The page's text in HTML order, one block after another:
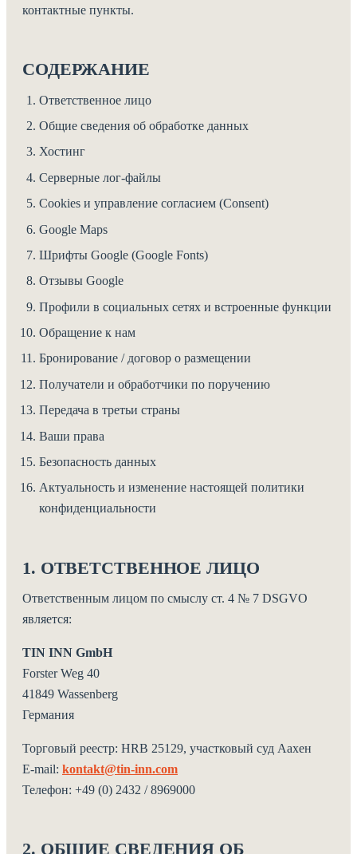
контактные пункты.
СОДЕРЖАНИЕ
Ответственное лицо
Общие сведения об обработке данных
Хостинг
Серверные лог-файлы
Cookies и управление согласием (Consent)
Google Maps
Шрифты Google (Google Fonts)
Отзывы Google
Профили в социальных сетях и встроенные функции
Обращение к нам
Бронирование / договор о размещении
Получатели и обработчики по поручению
Передача в третьи страны
Ваши права
Безопасность данных
Актуальность и изменение настоящей политики
конфиденциальности
1. ОТВЕТСТВЕННОЕ ЛИЦО
Ответственным лицом по смыслу ст. 4 № 7 DSGVO
является:
TIN INN GmbH
Forster Weg 40
41849 Wassenberg
Германия
Торговый реестр: HRB 25129, участковый суд Аахен
E-mail: kontakt@tin-inn.com
Телефон: +49 (0) 2432 / 8969000
2. ОБЩИЕ СВЕДЕНИЯ ОБ